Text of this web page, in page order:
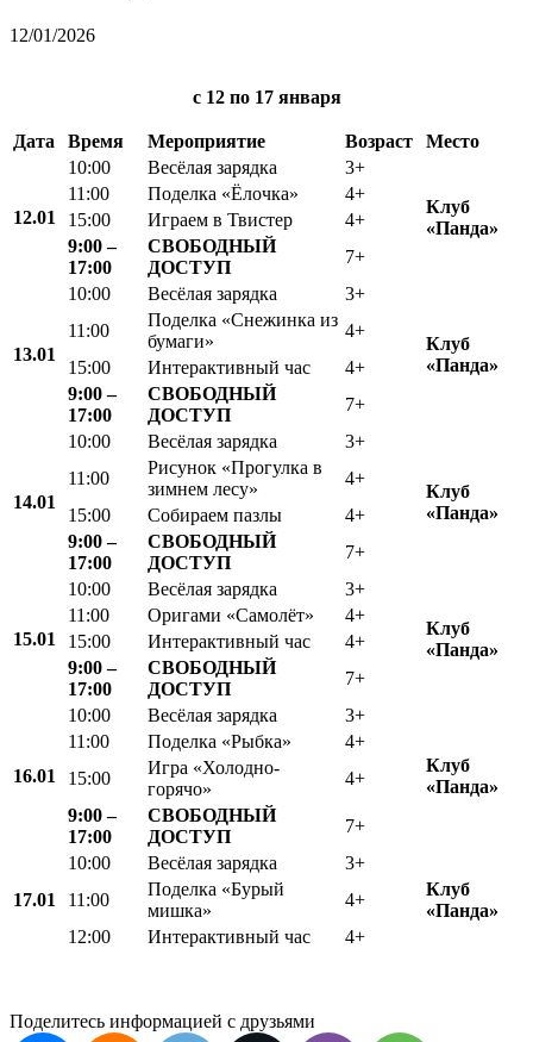
12/01/2026
с 12 по 17 января
Дата Время Мероприятие Возраст Место
12.01
10:00 Весёлая зарядка
3+
Клуб
«Панда»
11:00 Поделка «Ёлочка»
4+
15:00
Играем в Твистер
4+
9:00 –
17:00
СВОБОДНЫЙ
ДОСТУП
7+
13.01
10:00 Весёлая зарядка 3+
Клуб
«Панда»
11:00
Поделка «Снежинка из
бумаги»
4+
15:00
Интерактивный час
4+
9:00 –
17:00
СВОБОДНЫЙ
ДОСТУП
7+
14.01
10:00 Весёлая зарядка 3+
Клуб
«Панда»
11:00
Рисунок «Прогулка в
зимнем лесу»
4+
15:00
Собираем пазлы
4+
9:00 –
17:00
СВОБОДНЫЙ
ДОСТУП
7+
15.01
10:00 Весёлая зарядка
3+
Клуб
«Панда»
11:00 Оригами «Самолёт»
4+
15:00
Интерактивный час
4+
9:00 –
17:00
СВОБОДНЫЙ
ДОСТУП
7+
16.01
10:00 Весёлая зарядка 3+
Клуб
«Панда»
11:00 Поделка «Рыбка»
4+
15:00
Игра «Холодно-
горячо»
4+
9:00 –
17:00
СВОБОДНЫЙ
ДОСТУП
7+
17.01
10:00 Весёлая зарядка
3+
Клуб
«Панда»
11:00
Поделка «Бурый
мишка»
4+
12:00
Интерактивный час 4+
Поделитесь информацией с друзьями